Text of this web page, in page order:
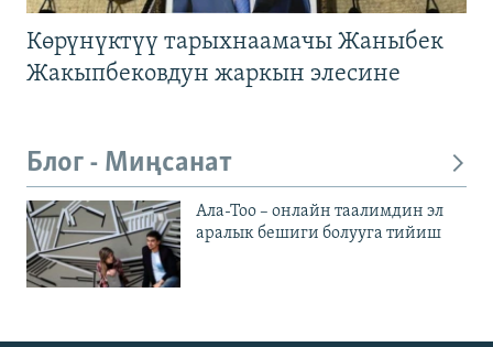
Көрүнүктүү тарыхнаамачы Жаныбек
Жакыпбековдун жаркын элесине
Блог - Миңсанат
Ала-Тоо – онлайн таалимдин эл
аралык бешиги болууга тийиш